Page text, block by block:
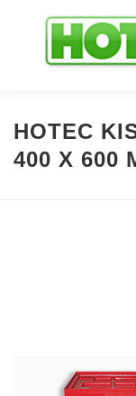
Über uns im
HOTEC
400 X 600